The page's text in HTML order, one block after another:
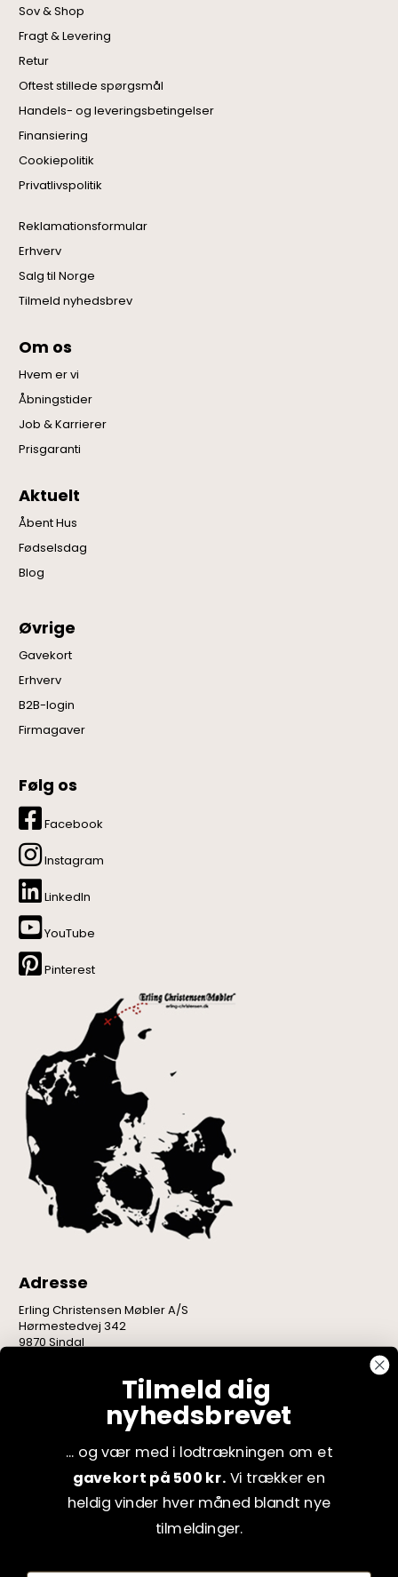
Sov & Shop
Fragt & Levering
Retur
Oftest stillede spørgsmål
Handels- og leveringsbetingelser
Finansiering
Cookiepolitik
Privatlivspolitik
Reklamationsformular
Erhverv
Salg til Norge
Tilmeld nyhedsbrev
Om os
Hvem er vi
Åbningstider
Job & Karrierer
Prisgaranti
Aktuelt
Åbent Hus
Fødselsdag
Blog
Øvrige
Gavekort
Erhverv
B2B-login
Firmagaver
Følg os
Facebook
Instagram
LinkedIn
YouTube
Pinterest
Adresse
Erling Christensen Møbler A/S
Hørmestedvej 342
9870 Sindal
Tilmeld dig
nyhedsbrevet
... og vær med i lodtrækningen om et
gavekort på 500 kr. Vi trækker en
heldig vinder hver måned blandt nye
tilmeldinger.